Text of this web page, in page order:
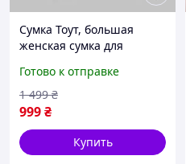
Сумка Тоут, большая
женская сумка для
повседневный пуховый
шоппер черного цвета
КОД 00-0879
Готово к отправке
999₴
1 499 ₴
Купить